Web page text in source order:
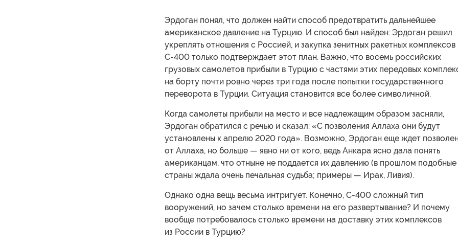
Эрдоган понял, что должен найти способ предотвратить дальнейшее
американское давление на Турцию. И способ был найден: Эрдоган решил
укреплять отношения с Россией, и закупка зенитных ракетных комплексов
С-400 только подтверждает этот план. Важно, что восемь российских
грузовых самолетов прибыли в Турцию с частями этих передовых
на борту почти ровно через три года после попытки государственного
переворота в Турции. Ситуация становится все более символичной.
Когда самолеты прибыли на место и все надлежащим образом засняли,
Эрдоган обратился с речью и сказал: «С позволения Аллаха они будут
установлены к апрелю 2020 года». Возможно, Эрдоган еще ждет
от Аллаха, но больше — явно ни от кого, ведь Анкара ясно дала понять
американцам, что отныне не поддается их давлению (в прошлом подобные
страны ждала очень печальная судьба; примеры — Ирак, Ливия).
Однако одна вещь весьма интригует. Конечно, С-400 сложный тип
вооружений, но зачем столько времени на его развертывание? И почему
вообще потребовалось столько времени на доставку этих комплексов
из России в Турцию?